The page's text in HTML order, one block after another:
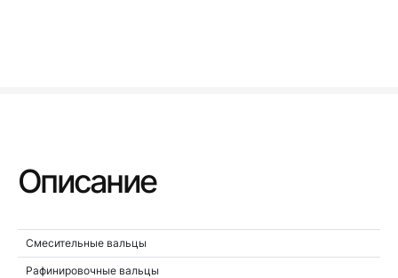
Описание
Смесительные вальцы
Рафинировочные вальцы